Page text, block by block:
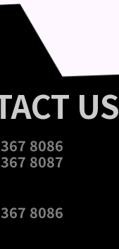
US
8086
8087
8086